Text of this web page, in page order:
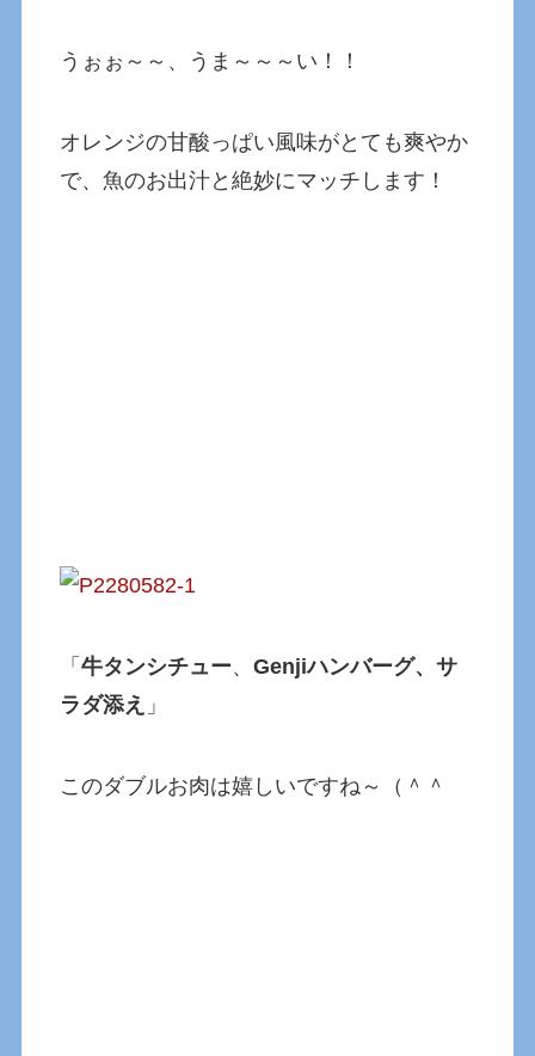
うぉぉ～～、うま～～～い！！
オレンジの甘酸っぱい風味がとても爽やか
で、魚のお出汁と絶妙にマッチします！
「牛タンシチュー、Genjiハンバーグ、サ
ラダ添え 」
このダブルお肉は嬉しいですね～（＾＾